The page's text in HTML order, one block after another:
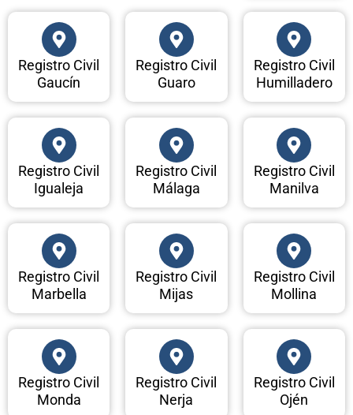
Registro Civil
Gaucín
Registro Civil
Guaro
Registro Civil
Humilladero
Registro Civil
Igualeja
Registro Civil
Málaga
Registro Civil
Manilva
Registro Civil
Marbella
Registro Civil
Mijas
Registro Civil
Mollina
Registro Civil
Monda
Registro Civil
Nerja
Registro Civil
Ojén